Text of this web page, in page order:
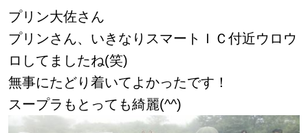
プリン大佐さん
プリンさん、いきなりスマートＩＣ付近ウロウ
ロしてましたね(笑)
無事にたどり着いてよかったです！
スープラもとっても綺麗(^^)